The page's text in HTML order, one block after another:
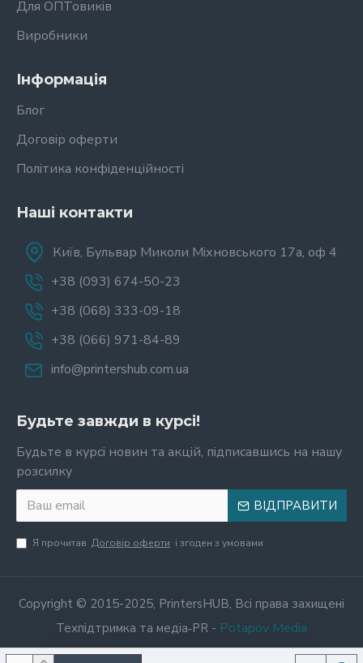
Для ОПТовиків
Виробники
Інформація
Блог
Договір оферти
Політика конфіденційності
Наші контакти
Київ, Бульвар Миколи Міхновського 17а, оф 4
+38 (093) 674-50-23
+38 (068) 333-09-18
+38 (066) 971-84-89
info@printershub.com.ua
Будьте завжди в курсі!
Будьте в курсі новин та акцій, підписавшись на нашу
розсилку
ВІДПРАВИТИ
Я прочитав Договір оферти і згоден з умовами
Copyright © 2015-2025, PrintersHUB, Всі права захищені
Техпідтримка та медіа‑PR - Potapov Media